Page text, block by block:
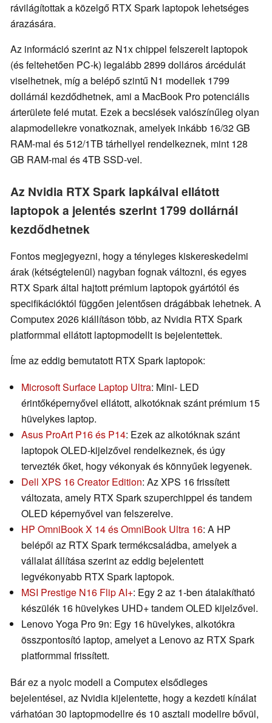
rávilágítottak a közelgő RTX Spark laptopok lehetséges
árazására.
Az információ szerint az N1x chippel felszerelt laptopok
(és feltehetően PC-k) legalább 2899 dolláros árcédulát
viselhetnek, míg a belépő szintű N1 modellek 1799
dollárnál kezdődhetnek, ami a MacBook Pro potenciális
árterülete felé mutat. Ezek a becslések valószínűleg olyan
alapmodellekre vonatkoznak, amelyek inkább 16/32 GB
RAM-mal és 512/1TB tárhellyel rendelkeznek, mint 128
GB RAM-mal és 4TB SSD-vel.
Az Nvidia RTX Spark lapkáival ellátott
laptopok a jelentés szerint 1799 dollárnál
kezdődhetnek
Fontos megjegyezni, hogy a tényleges kiskereskedelmi
árak (kétségtelenül) nagyban fognak változni, és egyes
RTX Spark által hajtott prémium laptopok gyártótól és
specifikációktól függően jelentősen drágábbak lehetnek. A
Computex 2026 kiállításon több, az Nvidia RTX Spark
platformmal ellátott laptopmodellt is bejelentettek.
Íme az eddig bemutatott RTX Spark laptopok:
Microsoft Surface Laptop Ultra: Mini- LED
érintőképernyővel ellátott, alkotóknak szánt prémium 15
hüvelykes laptop.
Asus ProArt P16 és P14: Ezek az alkotóknak szánt
laptopok OLED-kijelzővel rendelkeznek, és úgy
tervezték őket, hogy vékonyak és könnyűek legyenek.
Dell XPS 16 Creator Edition: Az XPS 16 frissített
változata, amely RTX Spark szuperchippel és tandem
OLED képernyővel van felszerelve.
HP OmniBook X 14 és OmniBook Ultra 16: A HP
belépői az RTX Spark termékcsaládba, amelyek a
vállalat állítása szerint az eddig bejelentett
legvékonyabb RTX Spark laptopok.
MSI Prestige N16 Flip AI+: Egy 2 az 1-ben átalakítható
készülék 16 hüvelykes UHD+ tandem OLED kijelzővel.
Lenovo Yoga Pro 9n: Egy 16 hüvelykes, alkotókra
összpontosító laptop, amelyet a Lenovo az RTX Spark
platformmal frissített.
Bár ez a nyolc modell a Computex elsődleges
bejelentései, az Nvidia kijelentette, hogy a kezdeti kínálat
várhatóan 30 laptopmodellre és 10 asztali modellre bővül,